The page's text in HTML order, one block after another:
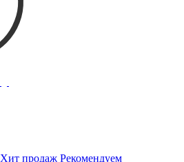
Хит продаж Рекомендуем